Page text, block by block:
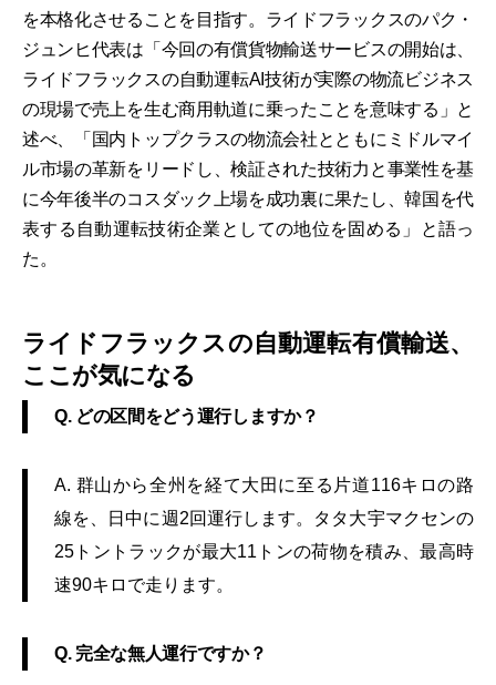
を本格化させることを目指す。ライドフラックスのパク・
ジュンヒ代表は「今回の有償貨物輸送サービスの開始は、
ライドフラックスの自動運転AI技術が実際の物流ビジネス
の現場で売上を生む商用軌道に乗ったことを意味する」と
述べ、「国内トップクラスの物流会社とともにミドルマイ
ル市場の革新をリードし、検証された技術力と事業性を基
に今年後半のコスダック上場を成功裏に果たし、韓国を代
表する自動運転技術企業としての地位を固める」と語っ
た。
ライドフラックスの自動運転有償輸送、
ここが気になる
Q. どの区間をどう運行しますか？
A. 群山から全州を経て大田に至る片道116キロの路
線を、日中に週2回運行します。タタ大宇マクセンの
25トントラックが最大11トンの荷物を積み、最高時
速90キロで走ります。
Q. 完全な無人運行ですか？